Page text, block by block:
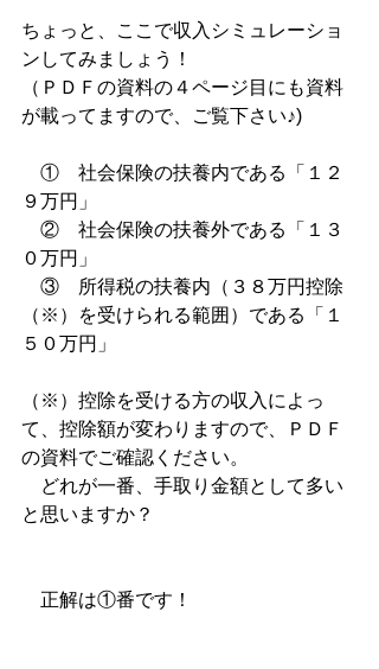
ちょっと、ここで収入シミュレーショ
ンしてみましょう！
（ＰＤＦの資料の４ページ目にも資料
が載ってますので、ご覧下さい♪)
①　社会保険の扶養内である「１２
９万円」
②　社会保険の扶養外である「１３
０万円」
③　所得税の扶養内（３８万円控除
（※）を受けられる範囲）である「１
５０万円」
（※）控除を受ける方の収入によっ
て、控除額が変わりますので、ＰＤＦ
の資料でご確認ください。
どれが一番、手取り金額として多い
と思いますか？
正解は①番です！